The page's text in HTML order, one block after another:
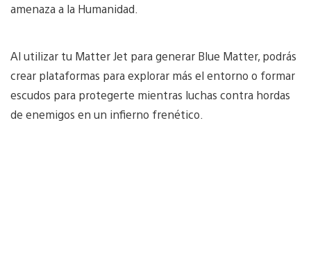
amenaza a la Humanidad.
Al utilizar tu Matter Jet para generar Blue Matter, podrás
crear plataformas para explorar más el entorno o formar
escudos para protegerte mientras luchas contra hordas
de enemigos en un infierno frenético.